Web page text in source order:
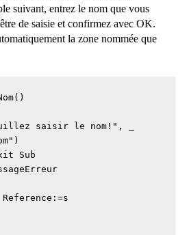
suivant, entrez le nom que vous
de saisie et confirmez avec OK.
la zone nommée que
saisir le nom!", _
Sub